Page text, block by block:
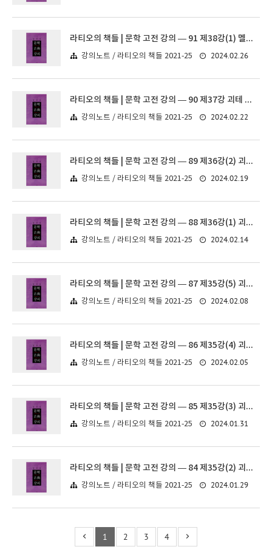
라티오의 책들 | 문학 고전 강의 — 91 제38강(1) 멜빌 《모비 딕》
강의노트 / 라티오의 책들 2021-25 2024.02.26
라티오의 책들 | 문학 고전 강의 — 90 제37강 괴테 《파우스트》
강의노트 / 라티오의 책들 2021-25 2024.02.22
라티오의 책들 | 문학 고전 강의 — 89 제36강(2) 괴테 《파우스트》
강의노트 / 라티오의 책들 2021-25 2024.02.19
라티오의 책들 | 문학 고전 강의 — 88 제36강(1) 괴테 《파우스트》
강의노트 / 라티오의 책들 2021-25 2024.02.14
라티오의 책들 | 문학 고전 강의 — 87 제35강(5) 괴테 《파우스트》
강의노트 / 라티오의 책들 2021-25 2024.02.08
라티오의 책들 | 문학 고전 강의 — 86 제35강(4) 괴테 《파우스트》
강의노트 / 라티오의 책들 2021-25 2024.02.05
라티오의 책들 | 문학 고전 강의 — 85 제35강(3) 괴테 《파우스트》
강의노트 / 라티오의 책들 2021-25 2024.01.31
라티오의 책들 | 문학 고전 강의 — 84 제35강(2) 괴테 《파우스트》
강의노트 / 라티오의 책들 2021-25 2024.01.29
1 2 3 4